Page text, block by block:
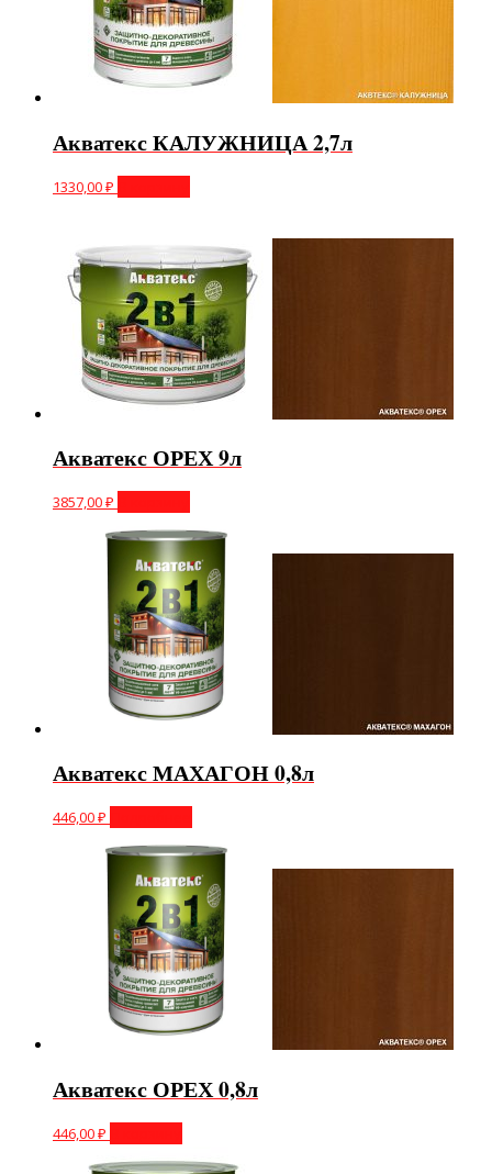
Акватекс КАЛУЖНИЦА 2,7л
1330,00₽
Акватекс ОРЕХ 9л
3857,00₽
Акватекс МАХАГОН 0,8л
446,00₽
Акватекс ОРЕХ 0,8л
446,00₽